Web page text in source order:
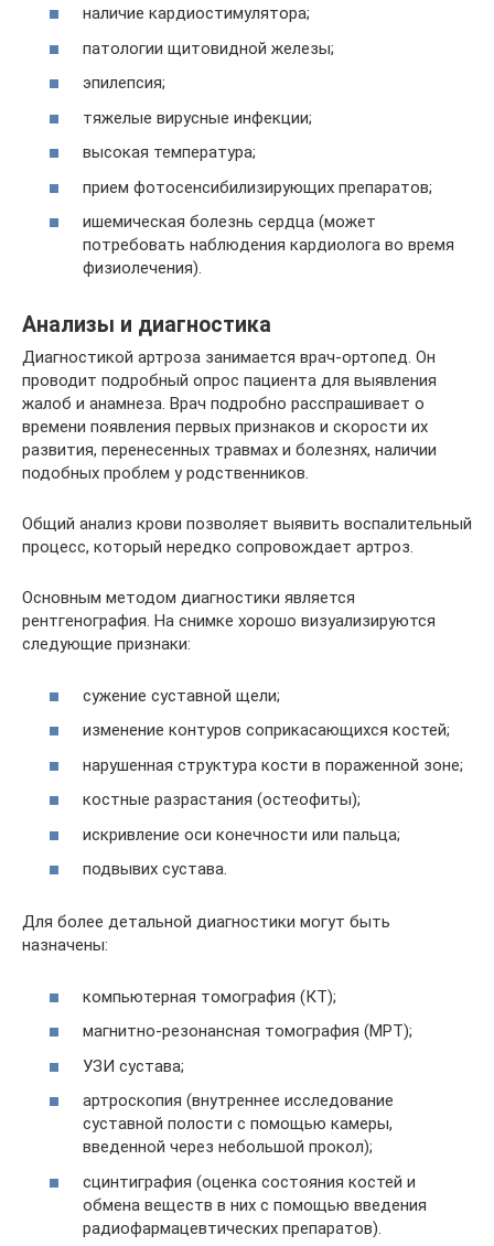
наличие кардиостимулятора;
патологии щитовидной железы;
эпилепсия;
тяжелые вирусные инфекции;
высокая температура;
прием фотосенсибилизирующих препаратов;
ишемическая болезнь сердца (может
потребовать наблюдения кардиолога во время
физиолечения).
Анализы и диагностика
Диагностикой артроза занимается врач-ортопед. Он
проводит подробный опрос пациента для выявления
жалоб и анамнеза. Врач подробно расспрашивает о
времени появления первых признаков и скорости их
развития, перенесенных травмах и болезнях, наличии
подобных проблем у родственников.
Общий анализ крови позволяет выявить воспалительный
процесс, который нередко сопровождает артроз.
Основным методом диагностики является
рентгенография. На снимке хорошо визуализируются
следующие признаки:
сужение суставной щели;
изменение контуров соприкасающихся костей;
нарушенная структура кости в пораженной зоне;
костные разрастания (остеофиты);
искривление оси конечности или пальца;
подвывих сустава.
Для более детальной диагностики могут быть
назначены:
компьютерная томография (КТ);
магнитно-резонансная томография (МРТ);
УЗИ сустава;
артроскопия (внутреннее исследование
суставной полости с помощью камеры,
введенной через небольшой прокол);
сцинтиграфия (оценка состояния костей и
обмена веществ в них с помощью введения
радиофармацевтических препаратов).